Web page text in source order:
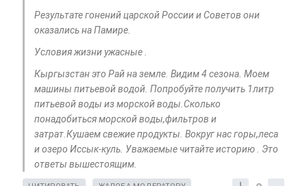
Результате гонений царской России и Советов они
оказались на Памире.
Условия жизни ужасные .
Кыргызстан это Рай на земле. Видим 4 сезона. Моем
машины питьевой водой. Попробуйте получить 1литр
питьевой воды из морской воды.Сколько
понадобиться морской воды,фильтров и
затрат.Кушаем свежие продукты. Вокруг нас горы,леса
и озеро Иссык-куль. Уважаемые читайте историю . Это
ответы вышестоящим.